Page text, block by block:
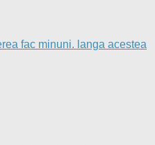
fac minuni. langa acestea